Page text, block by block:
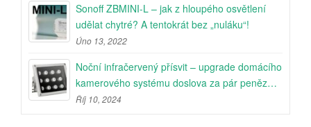
Sonoff ZBMINI-L – jak z hloupého osvětlení
udělat chytré? A tentokrát bez „nuláku“!
Úno 13, 2022
Noční infračervený přísvit – upgrade domácího
kamerového systému doslova za pár peněz…
Říj 10, 2024